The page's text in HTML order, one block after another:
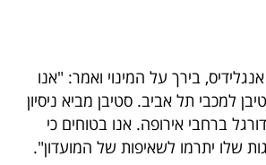
בירך על המינוי ואמר: "אנו
למכבי תל אביב. סטיבן מביא ניסיון
ברחבי אירופה. אנו בטוחים כי
שלו יתרמו לשאיפות של המועדון".